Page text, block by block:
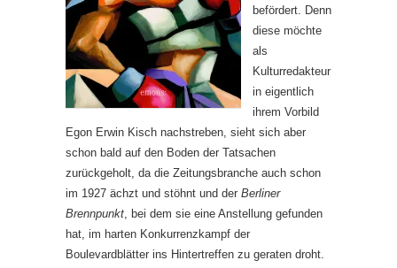
befördert. Denn
diese möchte
als
Kulturredakteur
in eigentlich
ihrem Vorbild
Egon Erwin Kisch nachstreben, sieht sich aber
schon bald auf den Boden der Tatsachen
zurückgeholt, da die Zeitungsbranche auch schon
im 1927 ächzt und stöhnt und der Berliner
Brennpunkt , bei dem sie eine Anstellung gefunden
hat, im harten Konkurrenzkampf der
Boulevardblätter ins Hintertreffen zu geraten droht.